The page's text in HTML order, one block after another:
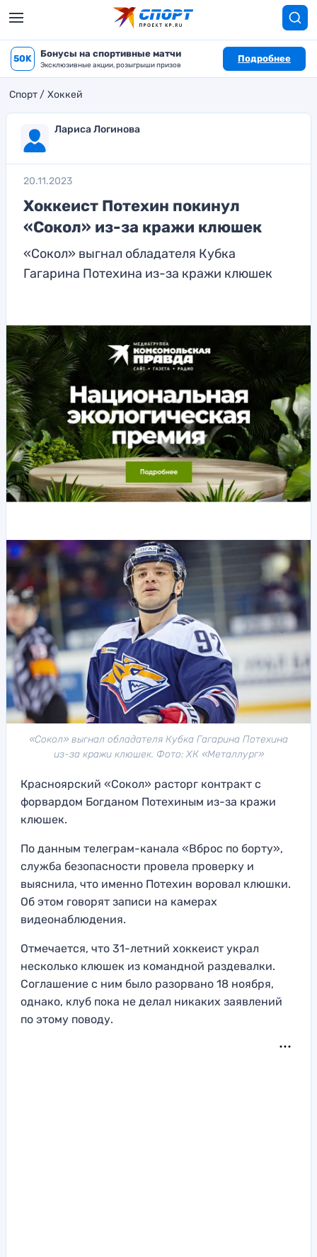
50K Бонусы на спортивные матчи
Эксклюзивные акции, розыгрыши призов
Подробнее
Спорт Хоккей
Лариса Логинова
20.11.2023
Хоккеист Потехин покинул
«Сокол» из-за кражи клюшек
«Сокол» выгнал обладателя Кубка
Гагарина Потехина из-за кражи клюшек
«Сокол» выгнал обладателя Кубка Гагарина Потехина
из-за кражи клюшек. Фото: ХК «Металлург»
Красноярский «Сокол» расторг контракт с
форвардом Богданом Потехиным из-за кражи
клюшек.
По данным телеграм-канала «Вброс по борту»,
служба безопасности провела проверку и
выяснила, что именно Потехин воровал клюшки.
Об этом говорят записи на камерах
видеонаблюдения.
Отмечается, что 31-летний хоккеист украл
несколько клюшек из командной раздевалки.
Соглашение с ним было разорвано 18 ноября,
однако, клуб пока не делал никаких заявлений
по этому поводу.